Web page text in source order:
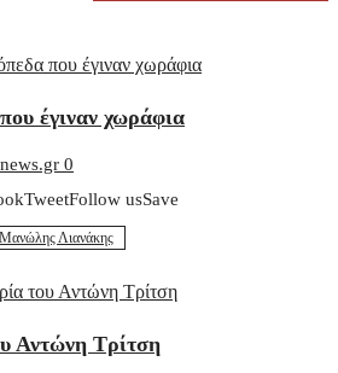
έγιναν χωράφια
0
usSave
Μανώλης Λιανάκης
Αντώνη Τρίτση